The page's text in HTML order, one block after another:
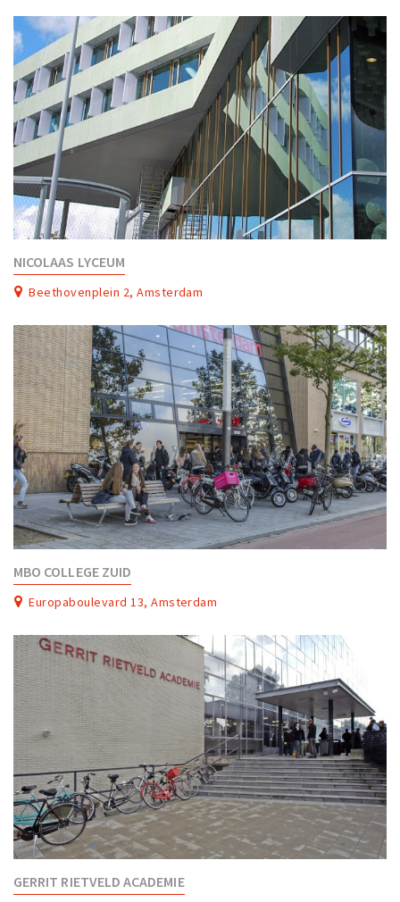
Inloggen
NICOLAAS LYCEUM
Beethovenplein 2, Amsterdam
MBO COLLEGE ZUID
Europaboulevard 13, Amsterdam
GERRIT RIETVELD ACADEMIE